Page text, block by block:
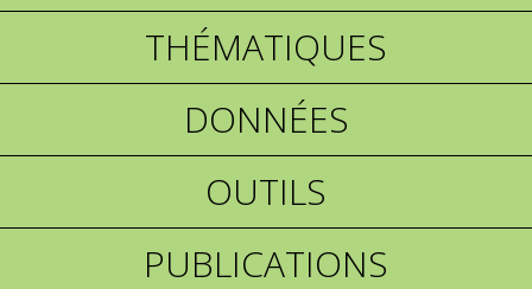
THÉMATIQUES
DONNÉES
OUTILS
PUBLICATIONS